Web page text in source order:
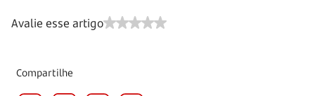
Avalie esse artigo
Compartilhe